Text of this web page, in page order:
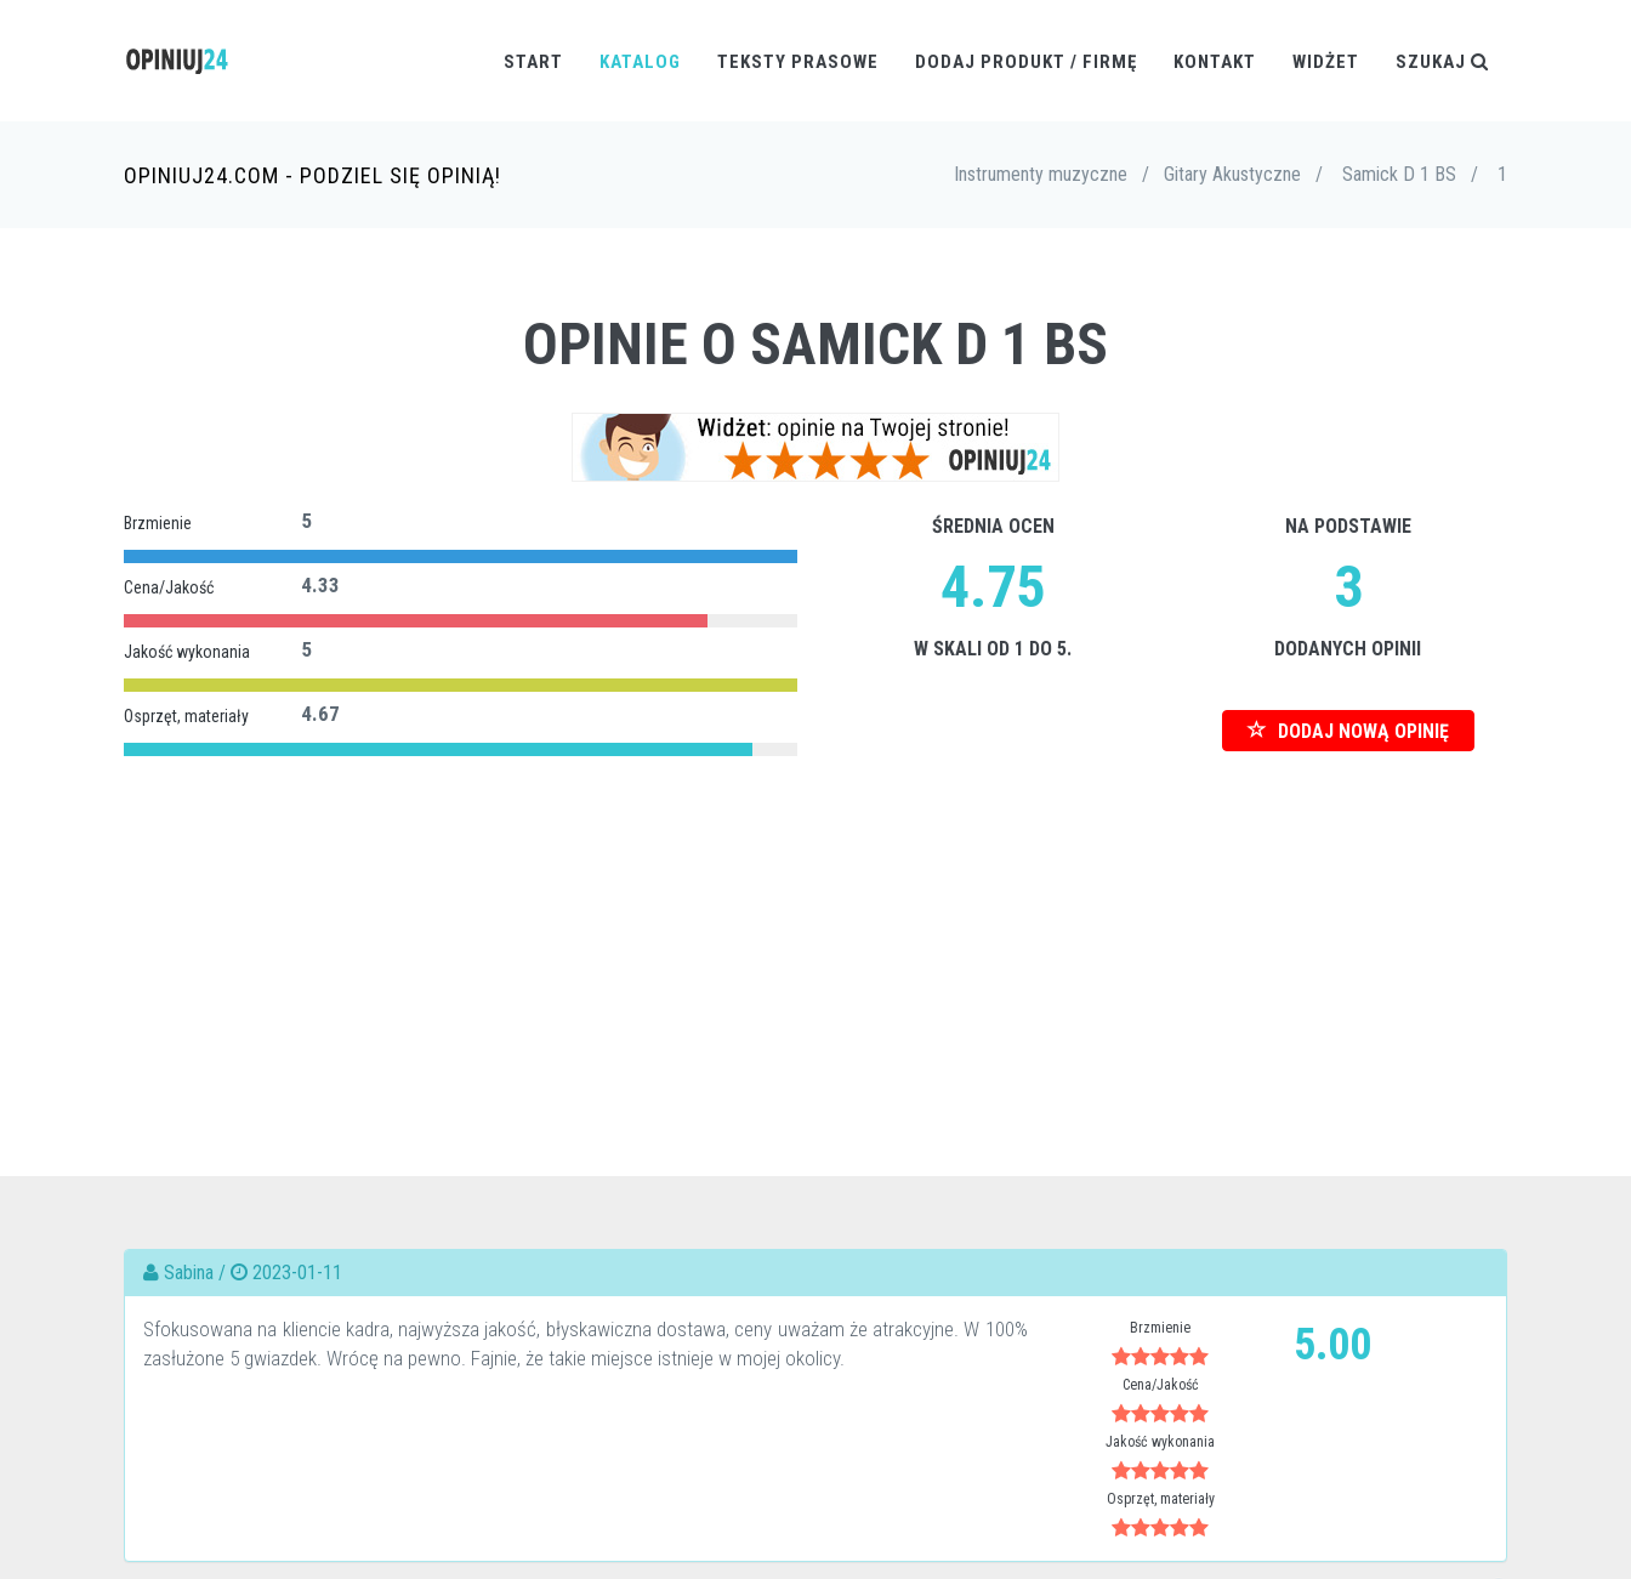
START KATALOG TEKSTY PRASOWE DODAJ PRODUKT / FIRMĘ KONTAKT WIDŻET SZUKAJ
OPINIUJ24.COM - PODZIEL SIĘ OPINIĄ! Instrumenty muzyczne / Gitary Akustyczne / Samick D 1 BS / 1
OPINIE O SAMICK D 1 BS
Brzmienie 5
Cena/Jakość 4.33
Jakość wykonania 5
Osprzęt, materiały 4.67
ŚREDNIA OCEN
4.75
W SKALI OD 1 DO 5.
NA PODSTAWIE
3
DODANYCH OPINII
DODAJ NOWĄ OPINIĘ
Sabina / 2023-01-11
Sfokusowana na kliencie kadra, najwyższa jakość, błyskawiczna dostawa, ceny uważam że atrakcyjne. W 100%
zasłużone 5 gwiazdek. Wrócę na pewno. Fajnie, że takie miejsce istnieje w mojej okolicy.
Brzmienie
Cena/Jakość
Jakość wykonania
Osprzęt, materiały
5.00